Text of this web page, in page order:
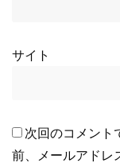
サイト
次回のコメント
前、メールアドレ